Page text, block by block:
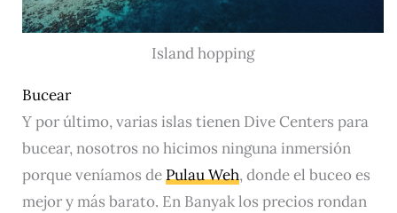
Island hopping
Bucear
Y por último, varias islas tienen Dive Centers para
bucear, nosotros no hicimos ninguna inmersión
porque veníamos dePulau Weh, donde el buceo es
mejor y más barato. En Banyak los precios rondan